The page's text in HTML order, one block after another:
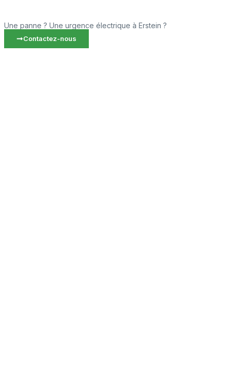
Une panne ? Une urgence électrique à Erstein ?
Contactez-nous